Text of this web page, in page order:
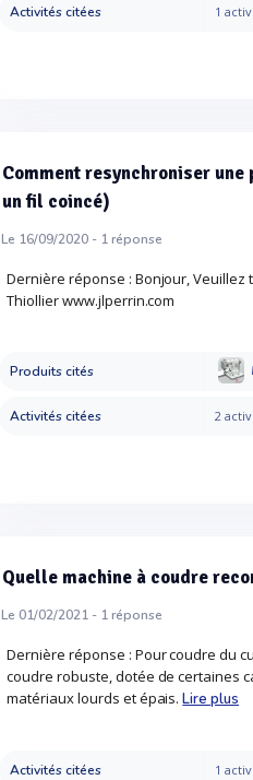
Activités citées 1
Comment resynchroniser
un fil coincé)
Le 16/09/2020 - 1réponse
Dernière réponse : Bonjour, Veuillez
Thiollier www.jlperrin.com
Produits cités
Activités citées 2
Quelle machine à coudre
Le 01/02/2021 - 1réponse
Dernière réponse : Pour coudre du
coudre robuste, dotée de certaines
matériaux lourds et épais.Lire plus
Activités citées 1